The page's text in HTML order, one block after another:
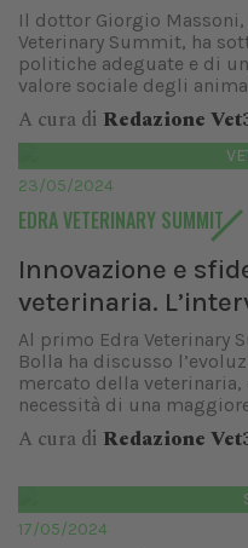
Il dottor Giorgio
Veterinary Summit, ha
politiche adeguate e di
valore sociale degli
A cura di Redazione
23/05/2024
EDRA VETERINARY SUMMIT
Innovazione e
veterinaria.
Al primo Edra Veterinary
Bolla ha discusso
mercato della
necessità di una
A cura di Redazione
17/05/2024